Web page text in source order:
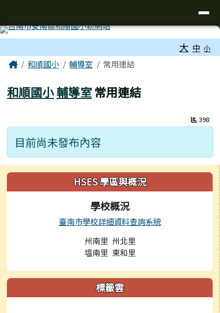
大 中 小
主內容區域
Home和順國小 輔導室 常用連結
和順國小輔導室 常用連結
398
目前尚未發布內容
左邊區域內容HSES 學區與概況
學校概況
臺南市學校詳細資料查詢系統
州南里 州北里
塭南里 東和里
標籤雲
頁尾區域